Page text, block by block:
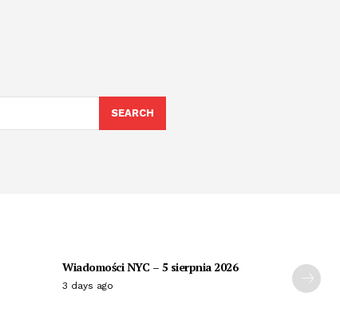
SEARCH
Wiadomości NYC – 5 sierpnia 2026
3 days ago